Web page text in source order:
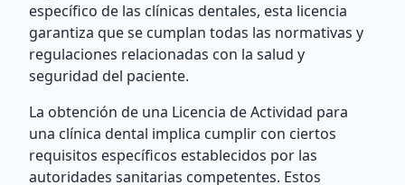
específico de las clínicas dentales, esta licencia
garantiza que se cumplan todas las normativas y
regulaciones relacionadas con la salud y
seguridad del paciente.
La obtención de una Licencia de Actividad para
una clínica dental implica cumplir con ciertos
requisitos específicos establecidos por las
autoridades sanitarias competentes. Estos